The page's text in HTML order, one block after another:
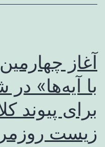
آغاز
با آیه‌ها»
برای پیوند
زیست